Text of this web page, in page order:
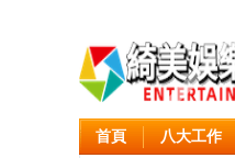
首頁 八大工作